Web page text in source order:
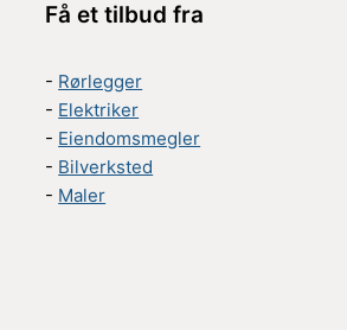
Få et tilbud fra
- Rørlegger
- Elektriker
- Eiendomsmegler
- Bilverksted
- Maler